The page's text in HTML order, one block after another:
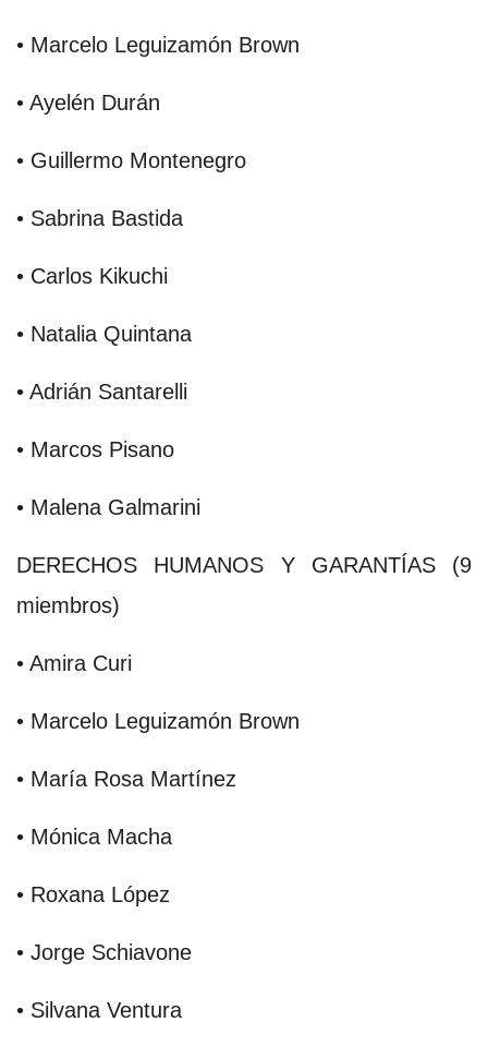
• Marcelo Leguizamón Brown
• Ayelén Durán
• Guillermo Montenegro
• Sabrina Bastida
• Carlos Kikuchi
• Natalia Quintana
• Adrián Santarelli
• Marcos Pisano
• Malena Galmarini
DERECHOS HUMANOS Y GARANTÍAS (9
miembros)
• Amira Curi
• Marcelo Leguizamón Brown
• María Rosa Martínez
• Mónica Macha
• Roxana López
• Jorge Schiavone
• Silvana Ventura